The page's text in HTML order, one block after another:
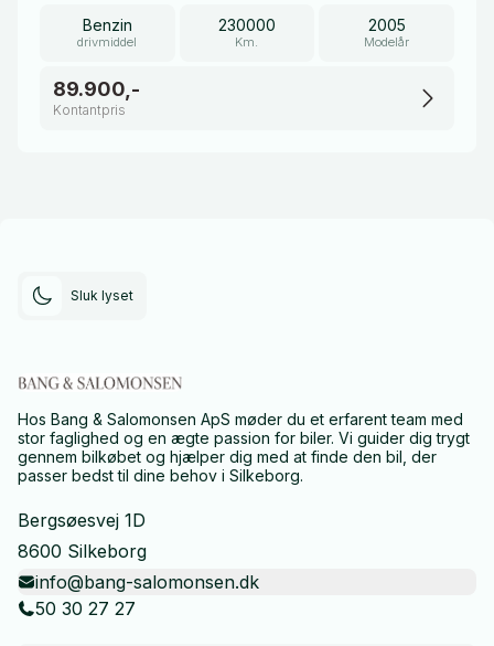
Benzin
drivmiddel
230000
Km.
2005
Modelår
89.900,-
Kontantpris
Sluk lyset
Hos Bang & Salomonsen ApS møder du et erfarent team med
stor faglighed og en ægte passion for biler. Vi guider dig trygt
gennem bilkøbet og hjælper dig med at finde den bil, der
passer bedst til dine behov i Silkeborg.
Bergsøesvej 1D
8600 Silkeborg
info@bang-salomonsen.dk
50 30 27 27